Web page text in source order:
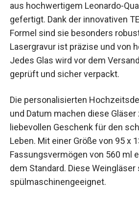
aus hochwertigem Leonardo-
gefertigt. Dank der innovativen
Formel sind sie besonders
Lasergravur ist präzise und von
Jedes Glas wird vor dem
geprüft und sicher verpackt.
Die personalisierten
und Datum machen diese Gläser
liebevollen Geschenk für den
Leben. Mit einer Größe von 95 x
Fassungsvermögen von 560 ml
dem Standard. Diese Weingläser
spülmaschinengeeignet.